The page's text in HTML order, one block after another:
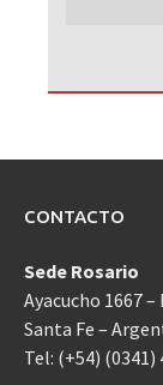
CONTACTO
Sede Rosario
Ayacucho 1667 –
Santa Fe –
Tel: (+54) (0341)